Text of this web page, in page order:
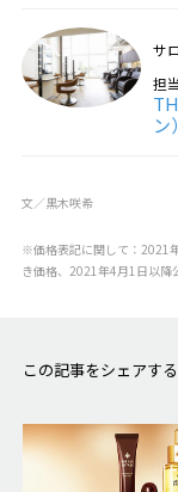
@origins._karen
サ
担
ン）
文／黒木咲希
※価格表記に関して：2021
き価格、2021年4月1日以降
この記事をシェアする